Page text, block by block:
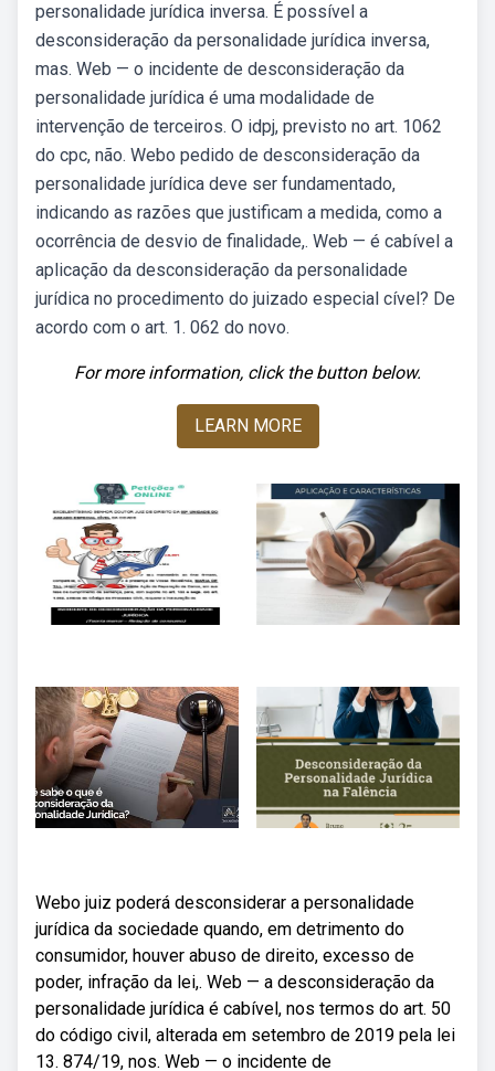
personalidade jurídica inversa. É possível a
desconsideração da personalidade jurídica inversa,
mas. Web — o incidente de desconsideração da
personalidade jurídica é uma modalidade de
intervenção de terceiros. O idpj, previsto no art. 1062
do cpc, não. Webo pedido de desconsideração da
personalidade jurídica deve ser fundamentado,
indicando as razões que justificam a medida, como a
ocorrência de desvio de finalidade,. Web — é cabível a
aplicação da desconsideração da personalidade
jurídica no procedimento do juizado especial cível? De
acordo com o art. 1. 062 do novo.
For more information, click the button below.
LEARN MORE
Webo juiz poderá desconsiderar a personalidade
jurídica da sociedade quando, em detrimento do
consumidor, houver abuso de direito, excesso de
poder, infração da lei,. Web — a desconsideração da
personalidade jurídica é cabível, nos termos do art. 50
do código civil, alterada em setembro de 2019 pela lei
13. 874/19, nos. Web — o incidente de